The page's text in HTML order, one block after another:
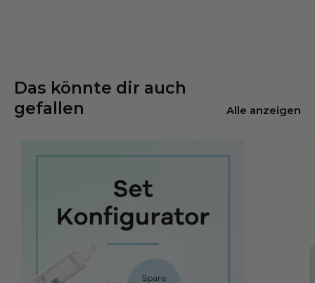
Das könnte dir auch
gefallen
Alle anzeigen